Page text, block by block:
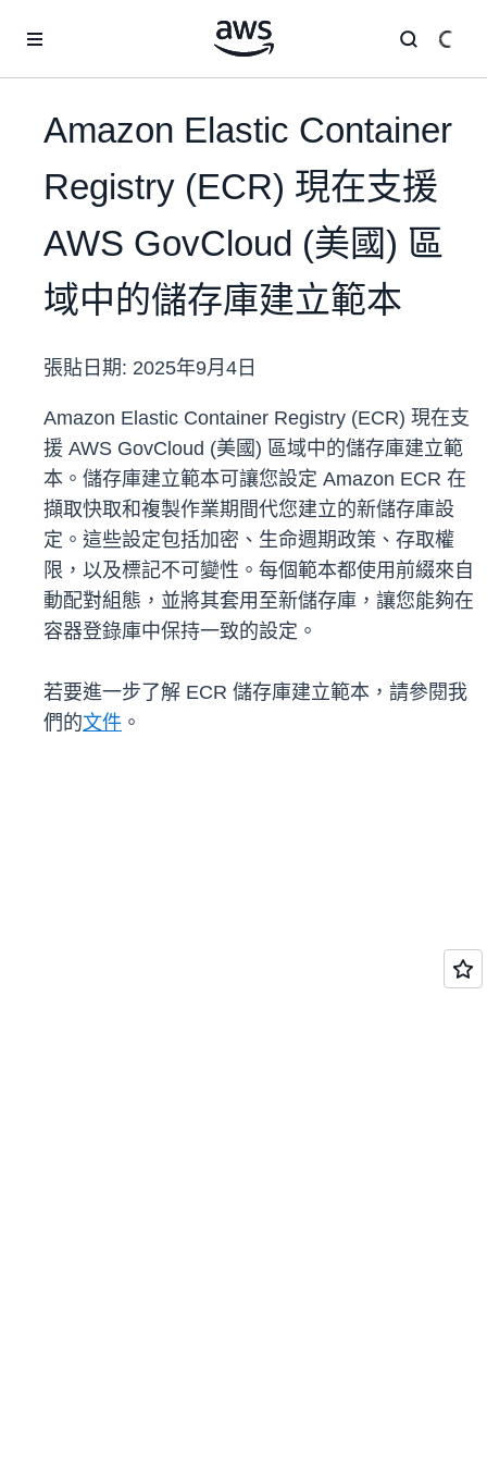
Amazon Elastic Container
Registry (ECR) 現在支援
AWS GovCloud (美國) 區
域中的儲存庫建立範本
張貼日期: 2025年9月4日
Amazon Elastic Container Registry (ECR) 現在支
援 AWS GovCloud (美國) 區域中的儲存庫建立範
本。儲存庫建立範本可讓您設定 Amazon ECR 在
擷取快取和複製作業期間代您建立的新儲存庫設
定。這些設定包括加密、生命週期政策、存取權
限，以及標記不可變性。每個範本都使用前綴來自
動配對組態，並將其套用至新儲存庫，讓您能夠在
容器登錄庫中保持一致的設定。
若要進一步了解 ECR 儲存庫建立範本，請參閱我
們的文件 。